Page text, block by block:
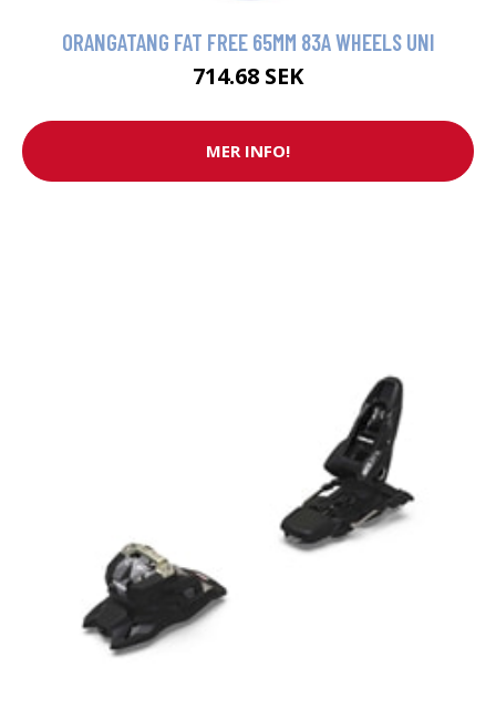
ORANGATANG FAT FREE 65MM 83A WHEELS UNI
714.68 SEK
MER INFO!